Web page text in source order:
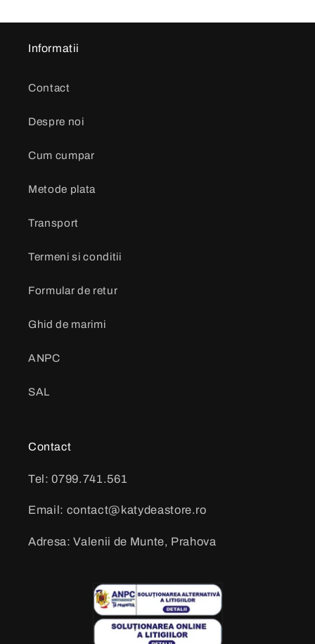
Informatii
Contact
Despre noi
Cum cumpar
Metode plata
Transport
Termeni si conditii
Formular de retur
Ghid de marimi
ANPC
SAL
Contact
Tel: 0799.741.561
Email: contact@katydeastore.ro
Adresa: Valenii de Munte, Prahova